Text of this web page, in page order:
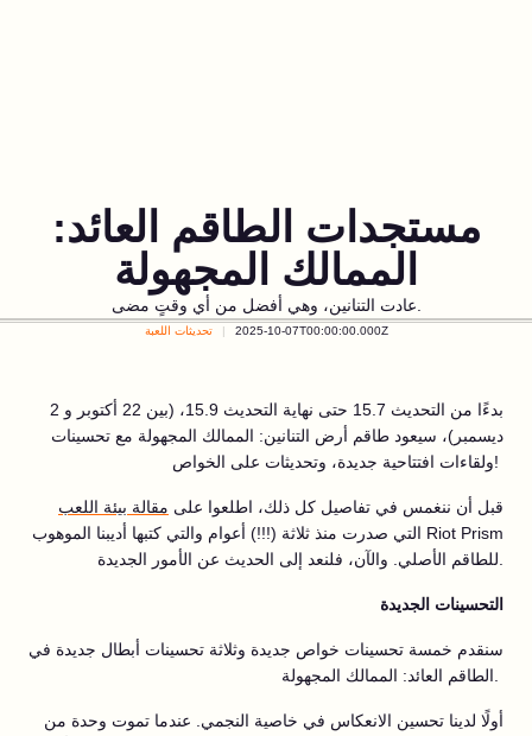
مستجدات الطاقم العائد:
الممالك المجهولة
تحديثات اللعبة 2025-10-07T00:00:00.000Z
بدءًا من التحديث 15.7 حتى نهاية التحديث 15.9، (بين 22 أكتوبر و 2
ديسمبر)، سيعود طاقم أرض التنانين: الممالك المجهولة مع تحسينات
ولقاءات افتتاحية جديدة، وتحديثات على الخواص!
قبل أن ننغمس في تفاصيل كل ذلك، اطلعوا على مقالة بيئة اللعب
التي صدرت منذ ثلاثة (!!!) أعوام والتي كتبها أديبنا الموهوب Riot Prism
التحسينات الجديدة
سنقدم خمسة تحسينات خواص جديدة وثلاثة تحسينات أبطال جديدة في
أولًا لدينا تحسين الانعكاس في خاصية النجمي. عندما تموت وحدة من